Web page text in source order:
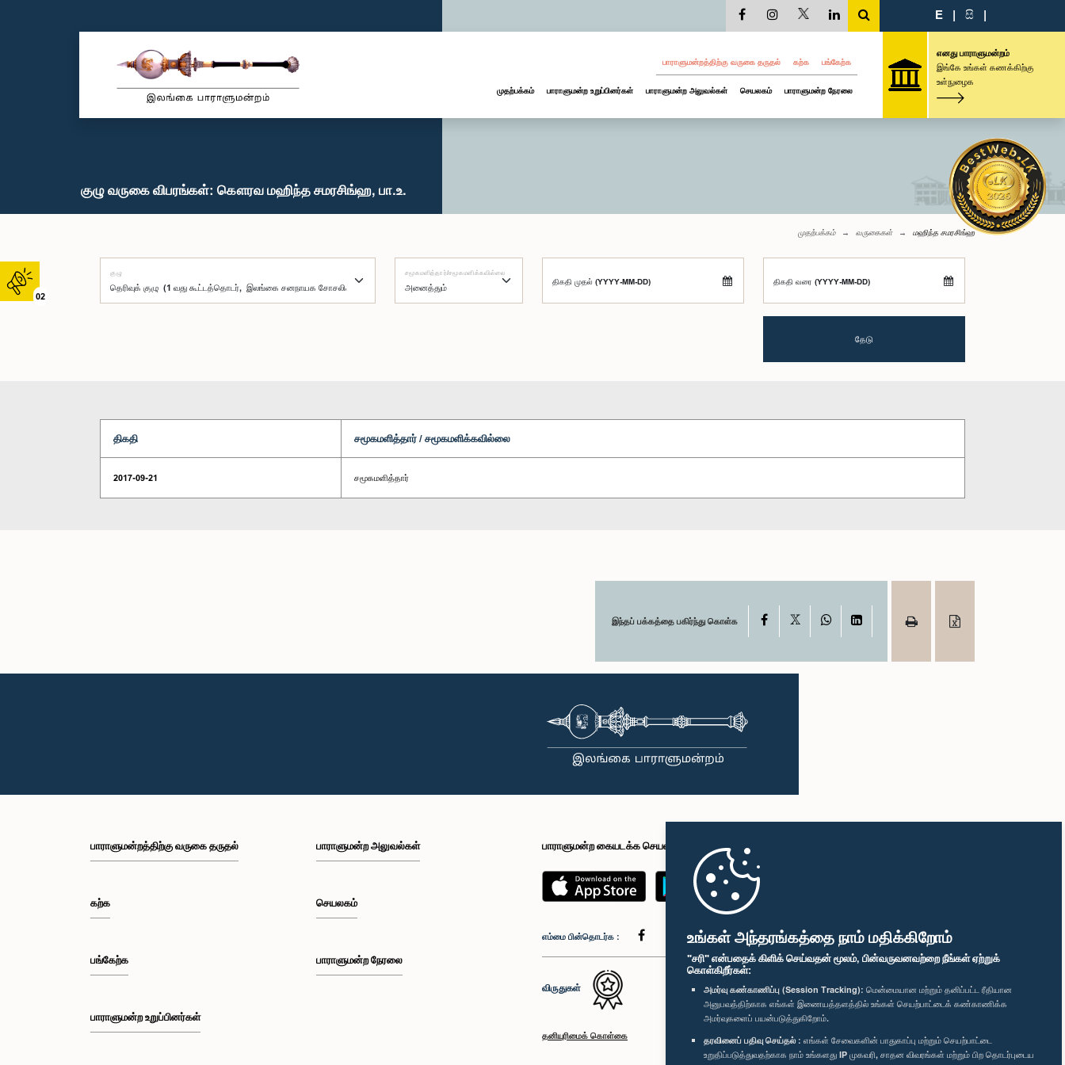
உங்கள் அந்தரங்கத்தை நாம் மதிக்கிறோம்
"சரி" என்பதைக் கிளிக் செய்வதன் மூலம், பின்வருவனவற்றை நீங்கள் ஏற்றுக்
கொள்கிறீர்கள்:
அமர்வு கண்காணிப்பு (Session Tracking): மென்மையான மற்றும் தனிப்பட்ட ரீதியான
அனுபவத்திற்காக எங்கள் இணையத்தளத்தில் உங்கள் செயற்பாட்டைக் கண்காணிக்க
அமர்வுகளைப் பயன்படுத்துகிறோம்.
தரவினைப் பதிவு செய்தல் : எங்கள் சேவைகளின் பாதுகாப்பு மற்றும் செயற்பாட்டை
உறுதிப்படுத்துவதற்காக நாம் உங்களது IP முகவரி, சாதன விவரங்கள் மற்றும் பிற தொடர்புடைய
02
E | සි |
பாராளுமன்றத்திற்கு வருகை தருதல் கற்க பங்கேற்க
முதற்பக்கம் பாராளுமன்ற உறுப்பினர்கள் பாராளுமன்ற அலுவல்கள் செயலகம் பாராளுமன்ற நேரலை
எனது பாராளுமன்றம்
இங்கே உங்கள் கணக்கிற்கு
உள்நுழைக
குழு வருகை விபரங்கள்: கௌரவ மஹிந்த சமரசிங்ஹ, பா.உ.
முதற்பக்கம் வருகைகள் மஹிந்த சமரசிங்ஹ
குழு சமூகமளித்தார்/சமூகமளிக்கவில்லை
திகதி முதல் (YYYY-MM-DD) திகதி வரை (YYYY-MM-DD)
தேடு
திகதி சமூகமளித்தார் / சமூகமளிக்கவில்லை
2017-09-21 சமூகமளித்தார்
இந்தப் பக்கத்தை பகிர்ந்து கொள்க Facebook WhatsAppLinkedIn
பாராளுமன்றத்திற்கு வருகை தருதல்
கற்க
பங்கேற்க
பாராளுமன்ற உறுப்பினர்கள்
பாராளுமன்ற அலுவல்கள்
செயலகம்
பாராளுமன்ற நேரலை
பாராளுமன்ற கையடக்க செயலி
எம்மை பின்தொடர்க :
விருதுகள்
தனியுரிமைக் கொள்கை